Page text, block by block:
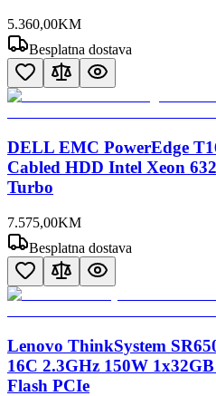
5.360,00KM
Besplatna dostava
DELL EMC PowerEdge
Cabled HDD Intel Xeon
Turbo
7.575,00KM
Besplatna dostava
Lenovo ThinkSystem
16C 2.3GHz 150W
Flash PCIe